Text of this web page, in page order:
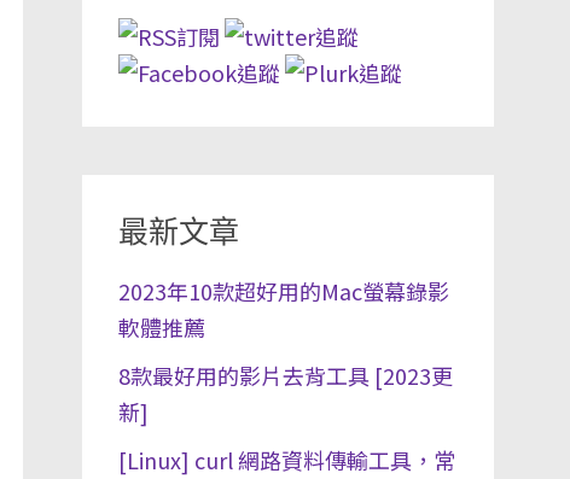
最新文章
2023年10款超好用的Mac螢幕錄影
軟體推薦
8款最好用的影片去背工具 [2023更
新]
[Linux] curl 網路資料傳輸工具，常